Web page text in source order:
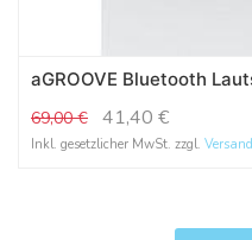
aGROOVE Bluetooth
69,00€ 41,40 €
Inkl. gesetzlicher MwSt. zzgl.